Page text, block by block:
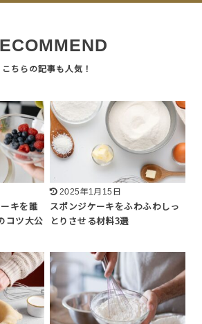
キを誰
コツ大公
2025年1月15日
スポンジケーキをふわふわしっ
とりさせる材料3選